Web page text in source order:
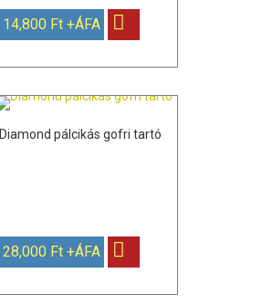
14,800 Ft +ÁFA
Diamond pálcikás gofri tartó
28,000 Ft +ÁFA